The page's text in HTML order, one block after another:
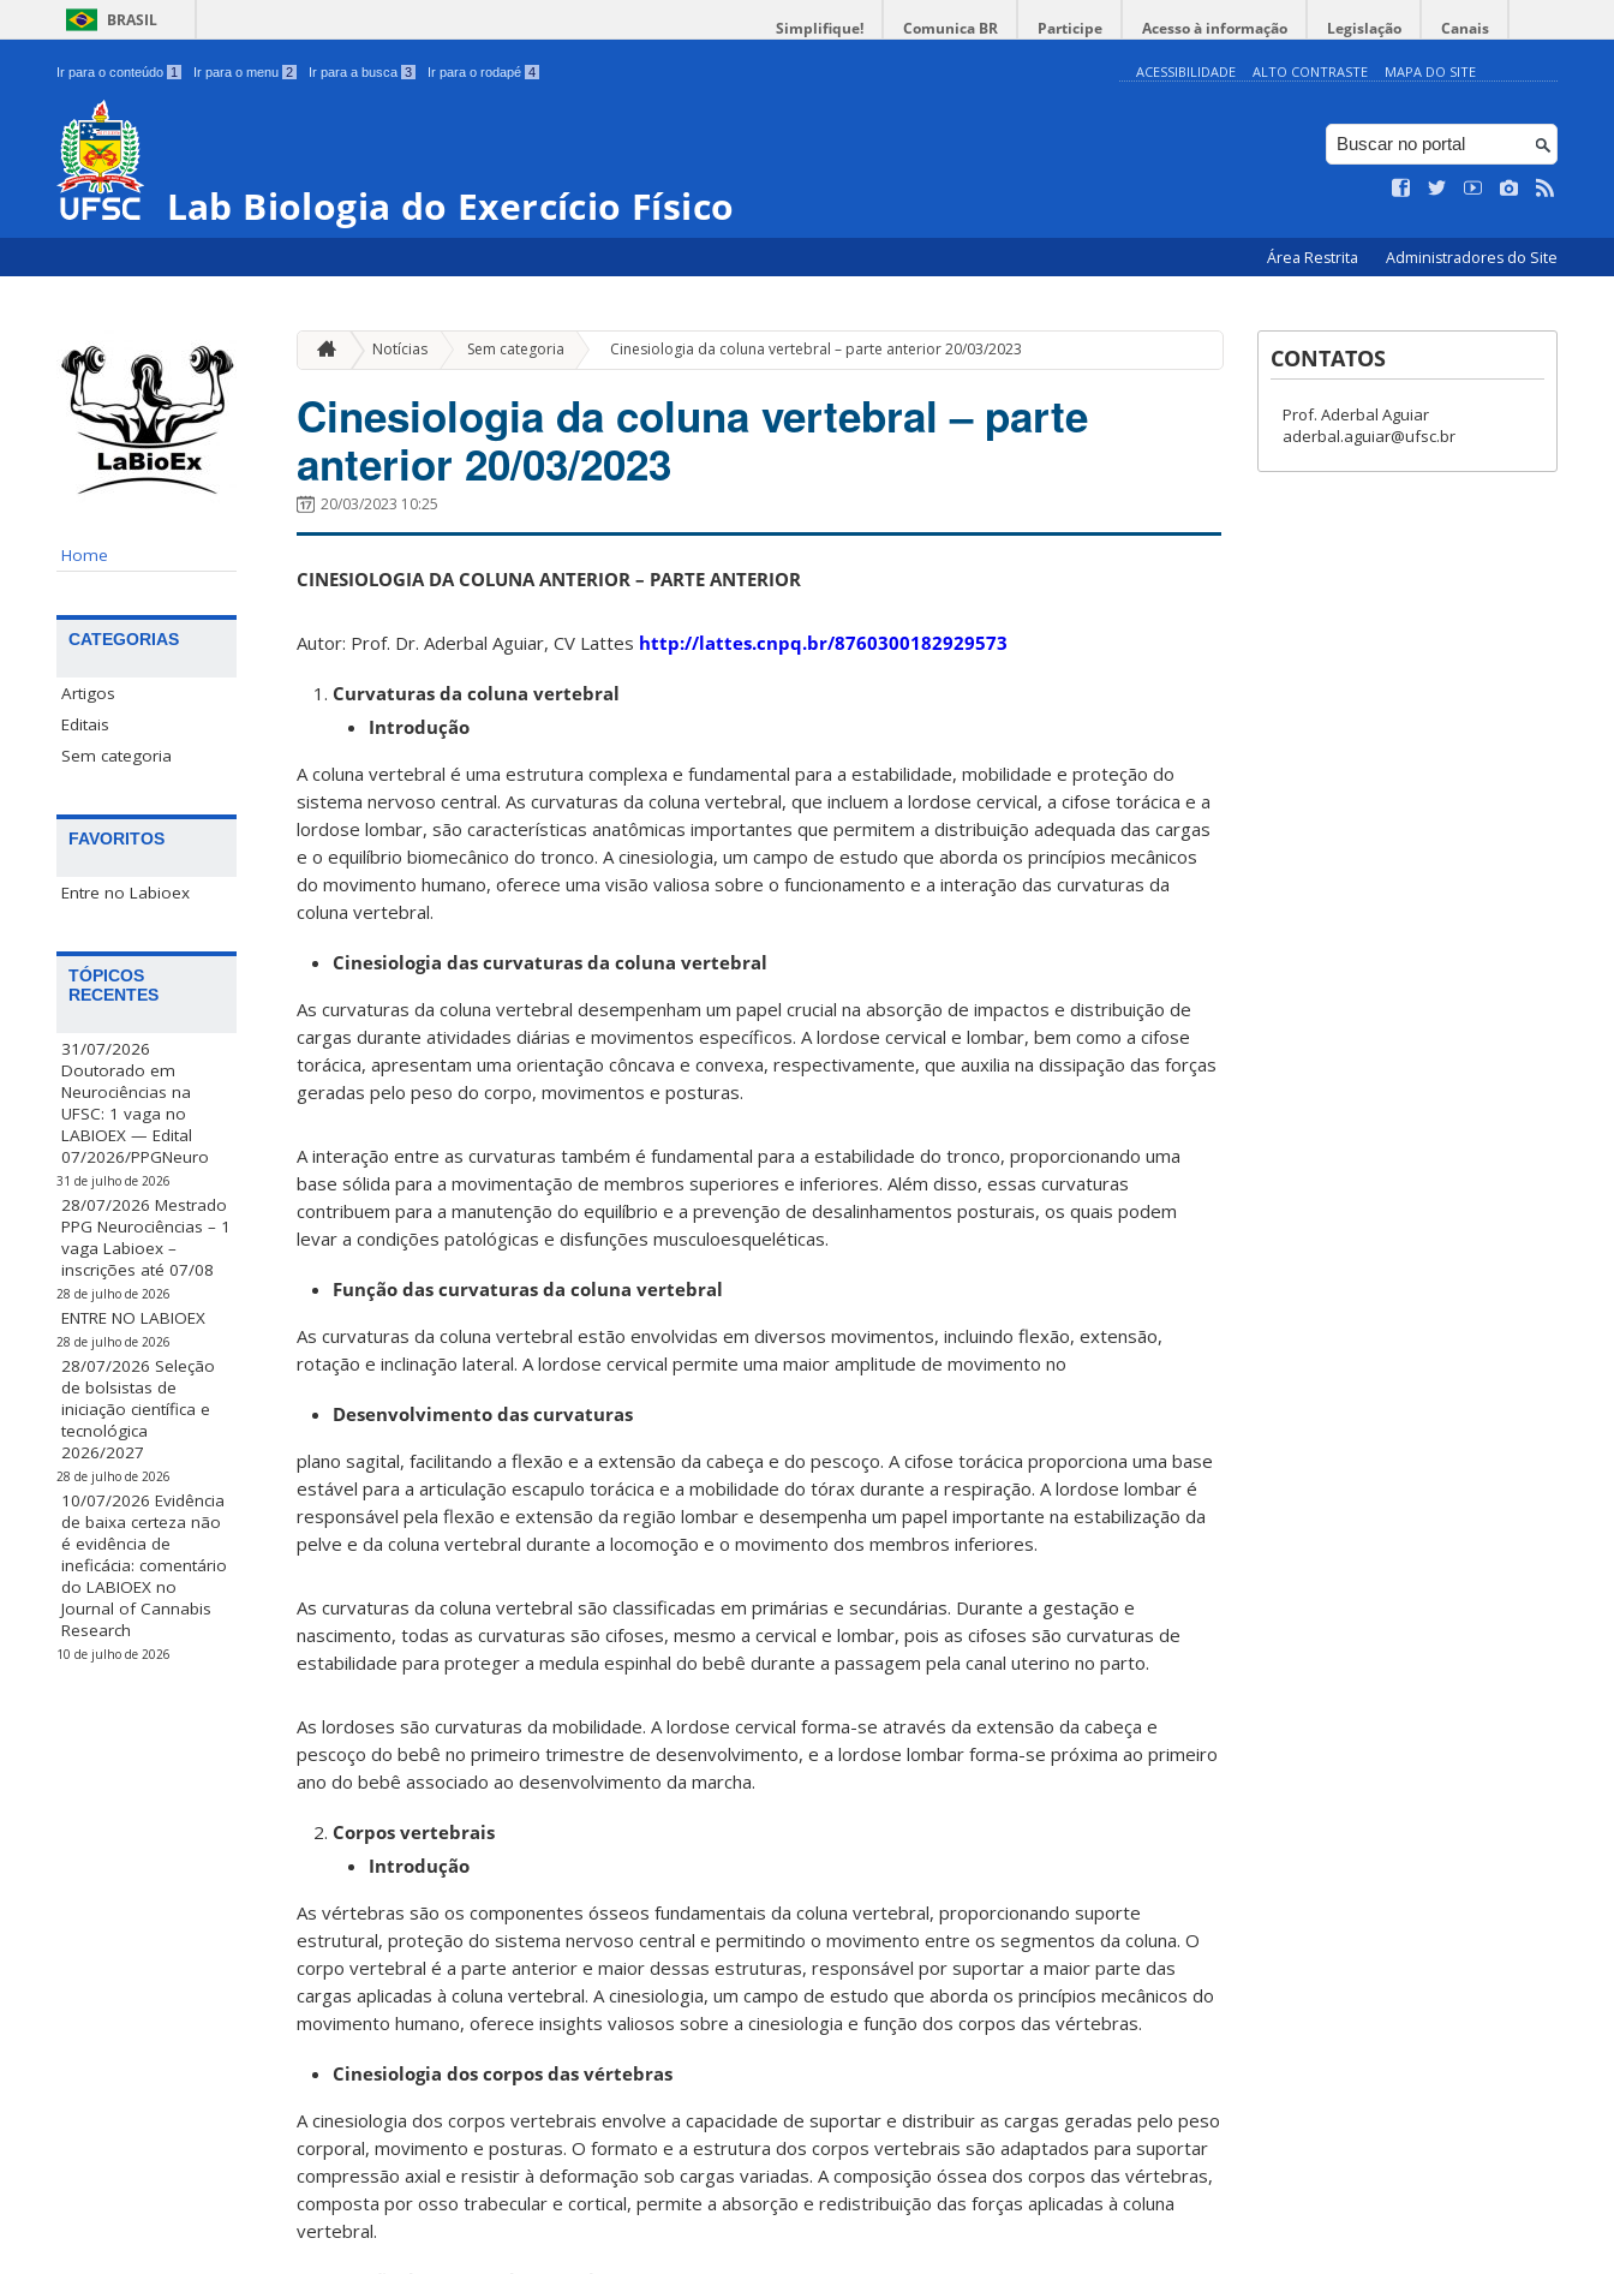
BRASIL Simplifique! Comunica BR Participe Acesso à informação Legislação Canais
Ir para o conteúdo 1 Ir para o menu 2 Ir para a busca 3 Ir para o rodapé 4 ACESSIBILIDADE ALTO CONTRASTE MAPA DO SITE
Lab Biologia do Exercício Físico
Área Restrita Administradores do Site
Home
CATEGORIAS
Artigos
Editais
Sem categoria
FAVORITOS
Entre no Labioex
TÓPICOS
RECENTES
31/07/2026
Doutorado em
Neurociências na
UFSC: 1 vaga no
LABIOEX — Edital
07/2026/PPGNeuro
31 de julho de 2026
28/07/2026 Mestrado
PPG Neurociências – 1
vaga Labioex –
inscrições até 07/08
28 de julho de 2026
ENTRE NO LABIOEX
28 de julho de 2026
28/07/2026 Seleção
de bolsistas de
iniciação científica e
tecnológica
2026/2027
28 de julho de 2026
10/07/2026 Evidência
de baixa certeza não
é evidência de
ineficácia: comentário
do LABIOEX no
Journal of Cannabis
Research
10 de julho de 2026
Notícias Sem categoria » Cinesiologia da coluna vertebral – parte anterior 20/03/2023
Cinesiologia da coluna vertebral – parte
anterior 20/03/2023
20/03/2023 10:25
CINESIOLOGIA DA COLUNA ANTERIOR – PARTE ANTERIOR
Autor: Prof. Dr. Aderbal Aguiar, CV Lattes http://lattes.cnpq.br/8760300182929573
Curvaturas da coluna vertebral
Introdução
A coluna vertebral é uma estrutura complexa e fundamental para a estabilidade, mobilidade e proteção do
sistema nervoso central. As curvaturas da coluna vertebral, que incluem a lordose cervical, a cifose torácica e a
lordose lombar, são características anatômicas importantes que permitem a distribuição adequada das cargas
e o equilíbrio biomecânico do tronco. A cinesiologia, um campo de estudo que aborda os princípios mecânicos
do movimento humano, oferece uma visão valiosa sobre o funcionamento e a interação das curvaturas da
coluna vertebral.
Cinesiologia das curvaturas da coluna vertebral
As curvaturas da coluna vertebral desempenham um papel crucial na absorção de impactos e distribuição de
cargas durante atividades diárias e movimentos específicos. A lordose cervical e lombar, bem como a cifose
torácica, apresentam uma orientação côncava e convexa, respectivamente, que auxilia na dissipação das forças
geradas pelo peso do corpo, movimentos e posturas.
A interação entre as curvaturas também é fundamental para a estabilidade do tronco, proporcionando uma
base sólida para a movimentação de membros superiores e inferiores. Além disso, essas curvaturas
contribuem para a manutenção do equilíbrio e a prevenção de desalinhamentos posturais, os quais podem
levar a condições patológicas e disfunções musculoesqueléticas.
Função das curvaturas da coluna vertebral
As curvaturas da coluna vertebral estão envolvidas em diversos movimentos, incluindo flexão, extensão,
rotação e inclinação lateral. A lordose cervical permite uma maior amplitude de movimento no
Desenvolvimento das curvaturas
plano sagital, facilitando a flexão e a extensão da cabeça e do pescoço. A cifose torácica proporciona uma base
estável para a articulação escapulo torácica e a mobilidade do tórax durante a respiração. A lordose lombar é
responsável pela flexão e extensão da região lombar e desempenha um papel importante na estabilização da
pelve e da coluna vertebral durante a locomoção e o movimento dos membros inferiores.
As curvaturas da coluna vertebral são classificadas em primárias e secundárias. Durante a gestação e
nascimento, todas as curvaturas são cifoses, mesmo a cervical e lombar, pois as cifoses são curvaturas de
estabilidade para proteger a medula espinhal do bebê durante a passagem pela canal uterino no parto.
As lordoses são curvaturas da mobilidade. A lordose cervical forma-se através da extensão da cabeça e
pescoço do bebê no primeiro trimestre de desenvolvimento, e a lordose lombar forma-se próxima ao primeiro
ano do bebê associado ao desenvolvimento da marcha.
Corpos vertebrais
Introdução
As vértebras são os componentes ósseos fundamentais da coluna vertebral, proporcionando suporte
estrutural, proteção do sistema nervoso central e permitindo o movimento entre os segmentos da coluna. O
corpo vertebral é a parte anterior e maior dessas estruturas, responsável por suportar a maior parte das
cargas aplicadas à coluna vertebral. A cinesiologia, um campo de estudo que aborda os princípios mecânicos do
movimento humano, oferece insights valiosos sobre a cinesiologia e função dos corpos das vértebras.
Cinesiologia dos corpos das vértebras
A cinesiologia dos corpos vertebrais envolve a capacidade de suportar e distribuir as cargas geradas pelo peso
corporal, movimento e posturas. O formato e a estrutura dos corpos vertebrais são adaptados para suportar
compressão axial e resistir à deformação sob cargas variadas. A composição óssea dos corpos das vértebras,
composta por osso trabecular e cortical, permite a absorção e redistribuição das forças aplicadas à coluna
vertebral.
CONTATOS
Prof. Aderbal Aguiar
aderbal.aguiar@ufsc.br